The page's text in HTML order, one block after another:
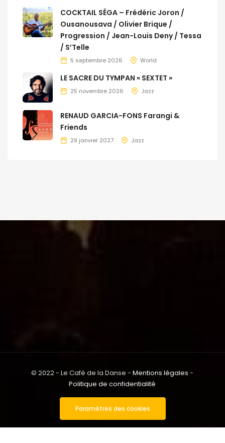
COCKTAIL SÉGA – Frédéric Joron /
Ousanousava / Olivier Brique /
Progression / Jean-Louis Deny / Tessa
/ S’Telle
5 septembre 2026 World
LE SACRE DU TYMPAN « SEXTET »
25 novembre 2026 Jazz
RENAUD GARCIA-FONS Farangi &
Friends
29 janvier 2027 Jazz
© 2022 - Le Café de la Danse -Mentions légales -
Politique de confidentialité
Paramètres des cookies